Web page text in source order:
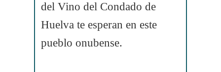
del Vino del Condado de
Huelva te esperan en este
pueblo onubense.